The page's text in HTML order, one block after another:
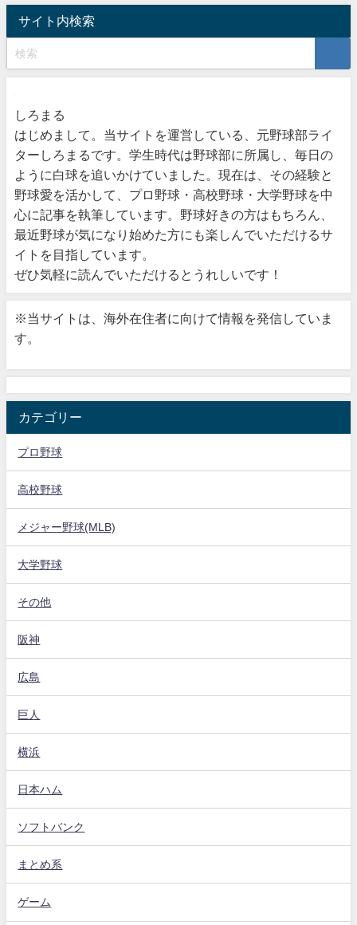
サイト内検索
しろまる
はじめまして。当サイトを運営している、元野球部ライ
ターしろまるです。学生時代は野球部に所属し、毎日の
ように白球を追いかけていました。現在は、その経験と
野球愛を活かして、プロ野球・高校野球・大学野球を中
心に記事を執筆しています。野球好きの方はもちろん、
最近野球が気になり始めた方にも楽しんでいただけるサ
イトを目指しています。
ぜひ気軽に読んでいただけるとうれしいです！
※当サイトは、海外在住者に向けて情報を発信していま
す。
カテゴリー
プロ野球
高校野球
メジャー野球(MLB)
大学野球
その他
阪神
広島
巨人
横浜
日本ハム
ソフトバンク
まとめ系
ゲーム